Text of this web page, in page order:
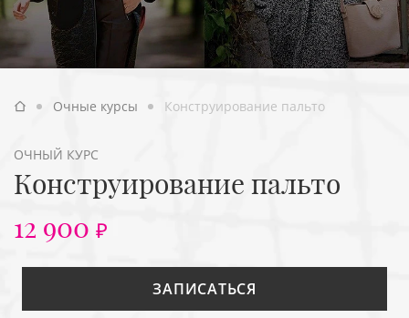
Очные курсы Конструирование пальто
ОЧНЫЙ КУРС
Конструирование пальто
12 900 ₽
ЗАПИСАТЬСЯ